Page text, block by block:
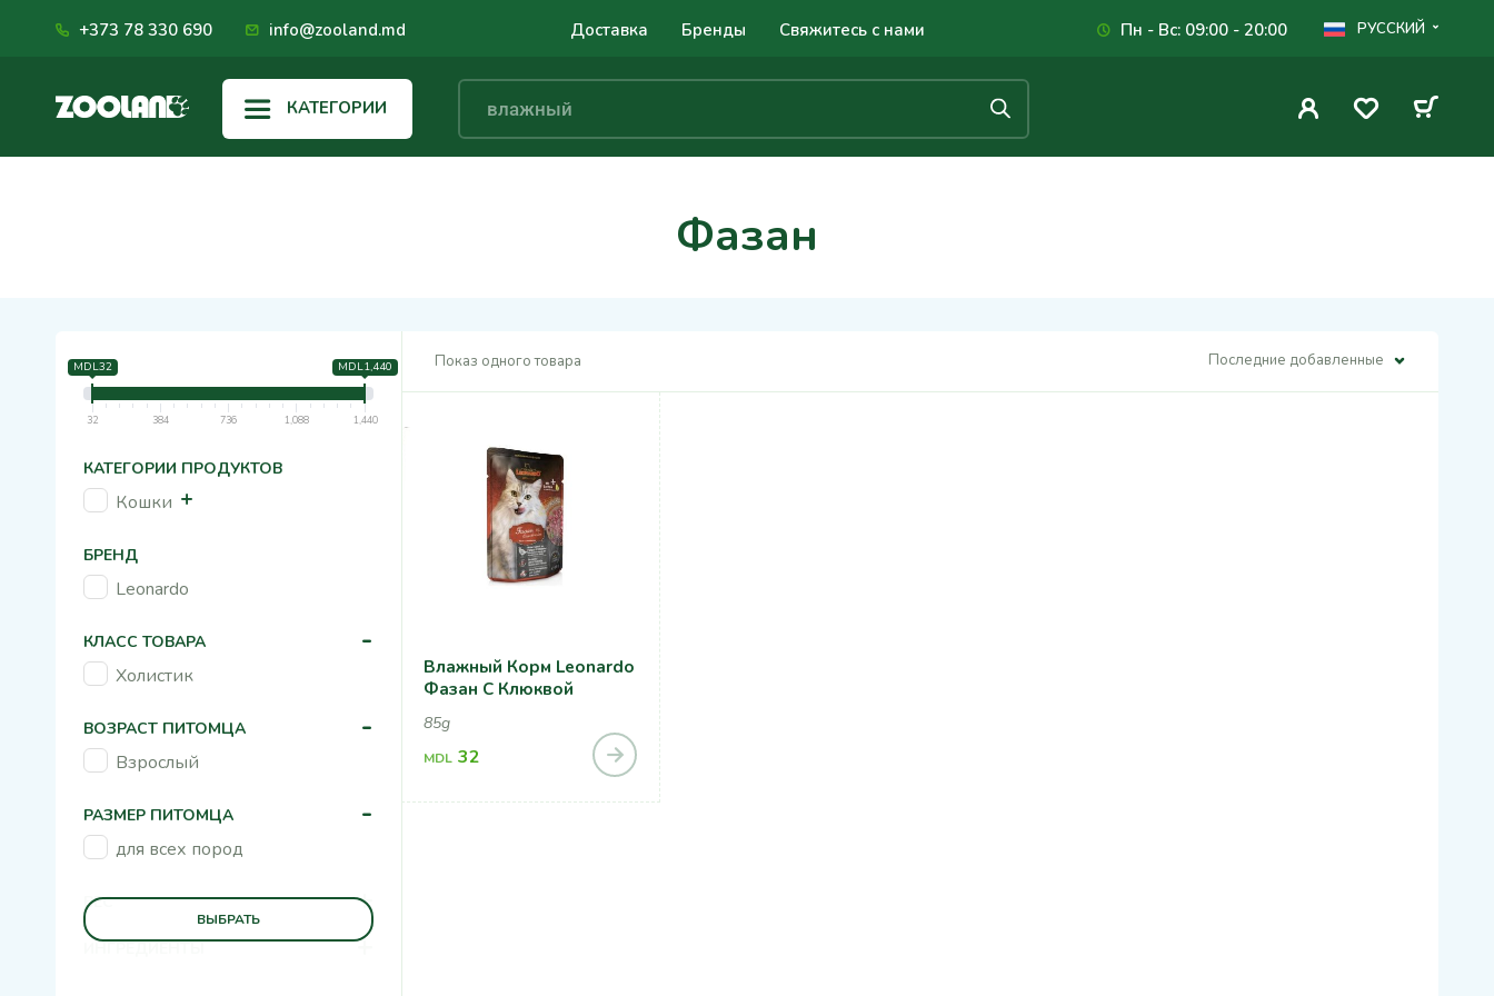
+373 78 330 690 info@zooland.md Доставка Бренды Свяжитесь с нами Пн - Вс: 09:00 - 20:00 РУССКИЙ
КАТЕГОРИИ
Фазан
MDL32 MDL1,440
32 384 736 1,088 1,440
КАТЕГОРИИ ПРОДУКТОВ
Кошки
БРЕНД
Leonardo
КЛАСС ТОВАРА -
Холистик
ВОЗРАСТ ПИТОМЦА -
Взрослый
РАЗМЕР ПИТОМЦА -
для всех пород
ВЕС +
ИНГРЕДИЕНТЫ +
ВЫБРАТЬ
Показ одного товара Последние добавленные
Влажный Корм Leonardo
Фазан С Клюквой
85g
MDL 32